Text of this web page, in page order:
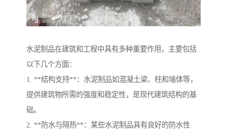
水泥制品在建筑和工程中具有多种重要作用，主要包括
以下几个方面：
1. **结构支持**：水泥制品如混凝土梁、柱和墙体等，
提供建筑物所需的强度和稳定性，是现代建筑结构的基
础。
2. **防水与隔热**：某些水泥制品具有良好的防水性